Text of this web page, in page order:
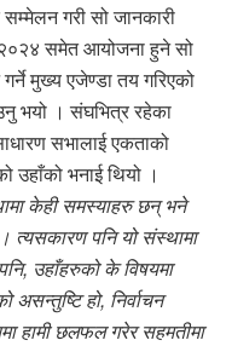
गरी सो जानकारी
समेत आयोजना हुने सो
मुख्य एजेण्डा तय गरिएको
भयो । संघभित्र रहेका
सभालाई एकताको
उहाँको भनाई थियो ।
केही समस्याहरु छन् भने
त्यसकारण पनि यो संस्थामा
उहाँहरुको के विषयमा
असन्तुष्टि हो, निर्वाचन
हामी छलफल गरेर सहमतीमा